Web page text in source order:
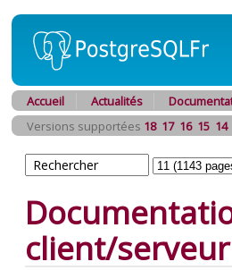
Accueil Actualités
Versions supportées 18 17 16 15 14
client/serveur